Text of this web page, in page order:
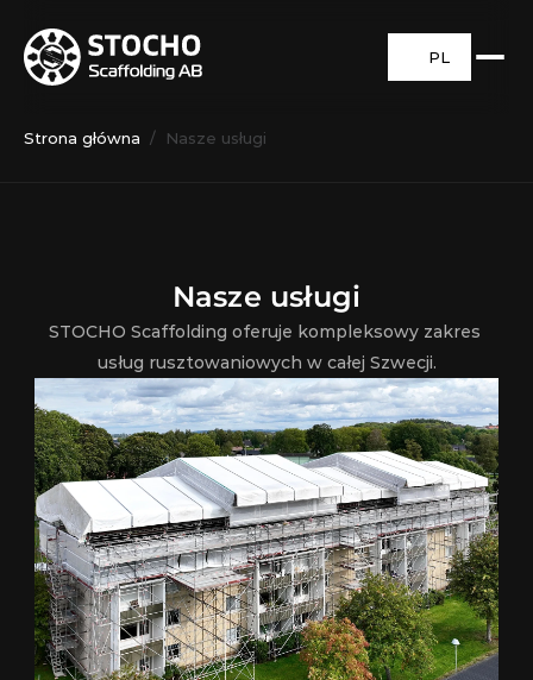
PL
Strona główna /  Nasze usługi
Nasze usługi
STOCHO Scaffolding oferuje kompleksowy zakres
usług rusztowaniowych w całej Szwecji.